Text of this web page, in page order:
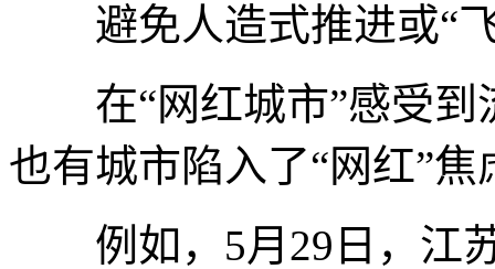
避免人造式推进或“飞
在“网红城市”感受到
也有城市陷入了“网红”焦
例如，5月29日，江苏